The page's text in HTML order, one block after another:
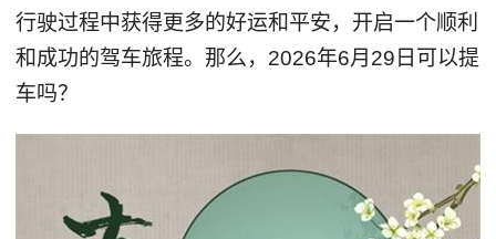
行驶过程中获得更多的好运和平安，开启一个顺利
和成功的驾车旅程。那么，2026年6月29日可以提
车吗？